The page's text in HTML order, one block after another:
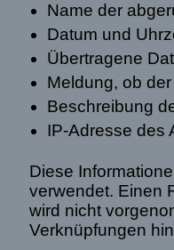
Name der
Datum und
Übertragene
Meldung, ob
Beschreibung
IP-Adresse des
Diese
verwendet. Einen
wird nicht
Verknüpfungen